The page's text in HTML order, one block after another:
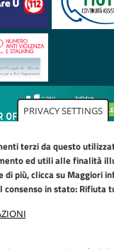
PRIVACY SETTINGS
terzi da questo
ed utili alle finalità
di più, clicca su Maggiori
consenso in stato: Rifiuta
Restiamo in contatto